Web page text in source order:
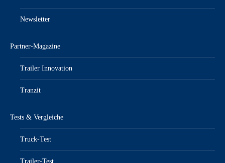
Newsletter
Partner-Magazine
Trailer Innovation
Tranzit
Tests & Vergleiche
Truck-Test
Trailer-Test